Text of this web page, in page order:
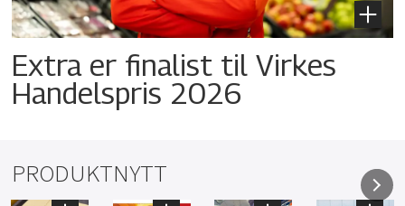
Extra er finalist til Virkes
Handelspris 2026
PRODUKTNYTT